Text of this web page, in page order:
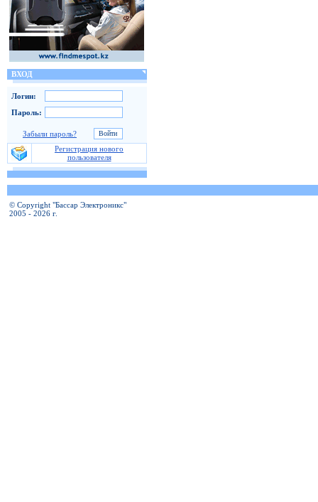
ВХОД
Логин:
Пароль:
Забыли пароль?
Регистрация нового
пользователя
© Copyright "Бассар Электроникс"
2005 - 2026 г.